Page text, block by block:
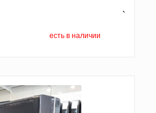
`
есть в наличии